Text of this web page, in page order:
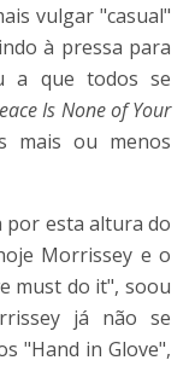
vulgar "casual"
à pressa para
a que todos se
Is None of Your
mais ou menos
por esta altura do
Morrissey e o
must do it", soou
já não se
"Hand in Glove",